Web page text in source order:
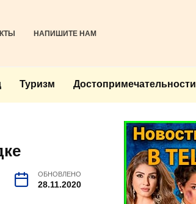
НАПИШИТЕ НАМ
Туризм Достопримечательности
ОБНОВЛЕНО
28.11.2020